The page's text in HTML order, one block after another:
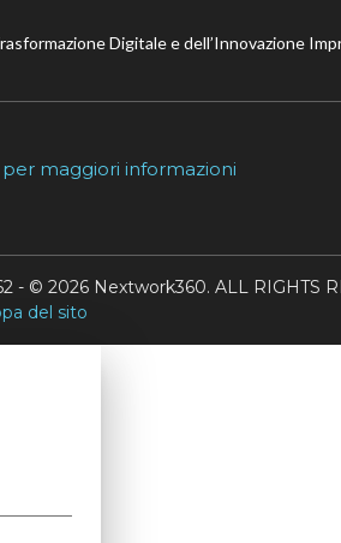
Digitale e dell’Innovazione
maggiori informazioni
- © 2026 Nextwork360. ALL RIGHTS
del sito